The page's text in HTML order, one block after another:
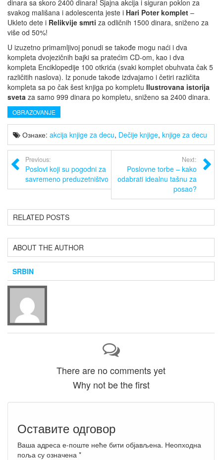
dinara sa skoro 2400 dinara! Sjajna akcija i siguran poklon za
svakog mališana i adolescenta jeste i Hari Poter komplet –
Ukleto dete i Relikvije smrti za odličnih 1500 dinara, sniženo za
više od 50%!
U izuzetno primamljivoj ponudi se takođe mogu naći i dva
kompleta dvojezičnih bajki sa pratećim CD-om, kao i dva
kompleta Enciklopedije 100 otkrića (svaki komplet obuhvata čak 5
različitih naslova). Iz ponude takođe izdvajamo i četiri različita
kompleta sa po čak šest knjiga po kompletu Ilustrovana istorija
sveta za samo 999 dinara po kompletu, sniženo sa 2400 dinara.
OBRAZOVANJE
Ознаке: akcija knjige za decu, Dečije knjige, knjige za decu
Previous:
Poslovi koji su pogodni za
savremeno preduzetništvo
Next:
Poslovne torbe – kako
odabrati idealnu tašnu za
posao?
RELATED POSTS
ABOUT THE AUTHOR
SRBIN
There are no comments yet
Why not be the first
Оставите одговор
Ваша адреса е-поште неће бити објављена. Неопходна
поља су означена *